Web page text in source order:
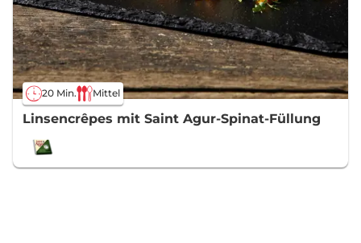
20 Min. Mittel
Linsencrêpes mit Saint Agur-Spinat-Füllung